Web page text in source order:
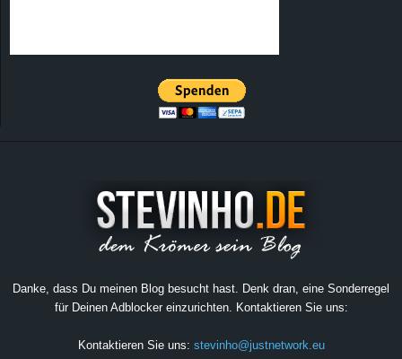
Danke, dass Du meinen Blog besucht hast. Denk dran, eine Sonderregel
für Deinen Adblocker einzurichten. Kontaktieren Sie uns:
Kontaktieren Sie uns: stevinho@justnetwork.eu